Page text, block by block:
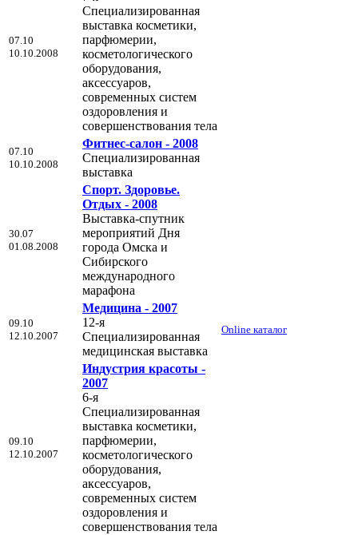
07.10
10.10.2008
Специализированная
выставка косметики,
парфюмерии,
косметологического
оборудования,
аксессуаров,
современных систем
оздоровления и
совершенствования тела
07.10
10.10.2008
Фитнес-салон - 2008
Специализированная
выставка
30.07
01.08.2008
Спорт. Здоровье.
Отдых - 2008
Выставка-спутник
мероприятий Дня
города Омска и
Сибирского
международного
марафона
09.10
12.10.2007
Медицина - 2007
12-я
Специализированная
медицинская выставка
Online каталог
09.10
12.10.2007
Индустрия красоты -
2007
6-я
Специализированная
выставка косметики,
парфюмерии,
косметологического
оборудования,
аксессуаров,
современных систем
оздоровления и
совершенствования тела